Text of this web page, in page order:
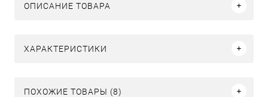
ОПИСАНИЕ ТОВАРА
ХАРАКТЕРИСТИКИ
ПОХОЖИЕ ТОВАРЫ (8)